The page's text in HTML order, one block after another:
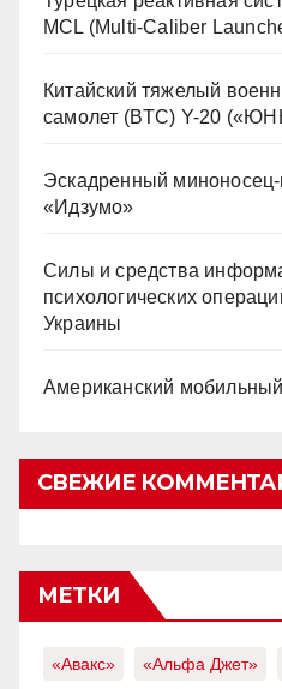
MCL (Multi-Caliber
Китайский тяжелый
самолет (BTC) Y-20
Эскадренный миноносец-
«Идзумо»
Силы и средства
психологических
Украины
Американский
СВЕЖИЕ
МЕТКИ
«Авакс» «Альфа Джет»